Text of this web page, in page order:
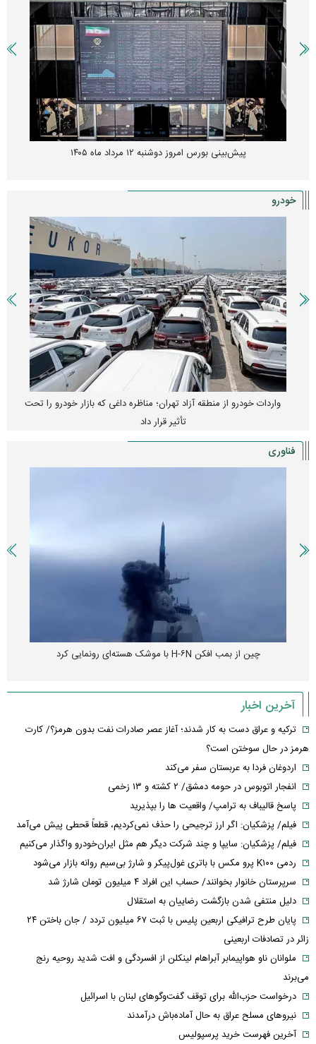
پیش‌بینی بورس امروز دوشنبه ۱۲ مرداد ماه ۱۴۰۵
خودرو
واردات خودرو از منطقه آزاد تهران؛ مناظره داغی که بازار خودرو را تحت
تأثیر قرار داد
فناوری
چین از بمب افکن H-۶N با موشک هسته‌ای رونمایی کرد
آخرین اخبار
ترکیه و عراق دست به کار شدند؛ آغاز عصر صادرات نفت بدون هرمز؟/ کارت
هرمز در حال سوختن است؟
اردوغان فردا به عربستان سفر می‌کند
انفجار اتوبوس در حومه دمشق/ ۲ کشته و ۱۳ زخمی
پاسخ قالیباف به ترامپ/ واقعیت ها را بپذیرید
فیلم/ پزشکیان: اگر ارز ترجیحی را حذف نمی‌کردیم، قطعاً قحطی پیش می‌آمد
فیلم/ پزشکیان: سایپا و چند شرکت دیگر هم مثل ایران‌خودرو واگذار می‌کنیم
ردمی K۱۰۰ پرو مکس با باتری غول‌پیکر و شارژ بی‌سیم روانه بازار می‌شود
سرپرستان خانوار بخوانند/ حساب این افراد ۴ میلیون تومان شارژ شد
دلیل منتفی شدن بازگشت رضاییان به استقلال
پایان طرح ترافیکی اربعین پلیس با ثبت ۶۷ میلیون تردد / جان باختن ۲۴
زائر در تصادفات اربعینی
ملوانان ناو هواپیمابر آبراهام لینکلن از افسردگی و افت شدید روحیه رنج
می‌برند
درخواست حزب‌الله برای توقف گفت‌وگوهای لبنان با اسرائیل
نیروهای مسلح عراق به حال آماده‌باش درآمدند
آخرین فهرست خرید پرسپولیس